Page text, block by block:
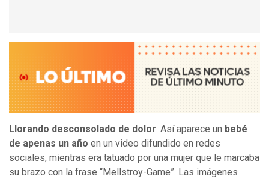
Llorando desconsolado de dolor. Así aparece un bebé
de apenas un año en un video difundido en redes
sociales, mientras era tatuado por una mujer que le marcaba
su brazo con la frase “Mellstroy-Game”. Las imágenes